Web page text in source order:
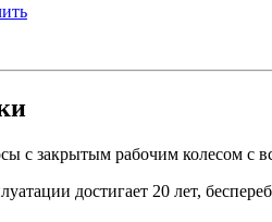
с закрытым рабочим колесом
достигает 20 лет,